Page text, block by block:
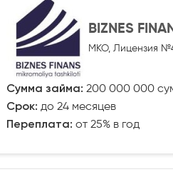
BIZNES
МКО, Лицензия
Сумма займа: 200 000 000
Срок: до 24 месяцев
Переплата: от 25% в год